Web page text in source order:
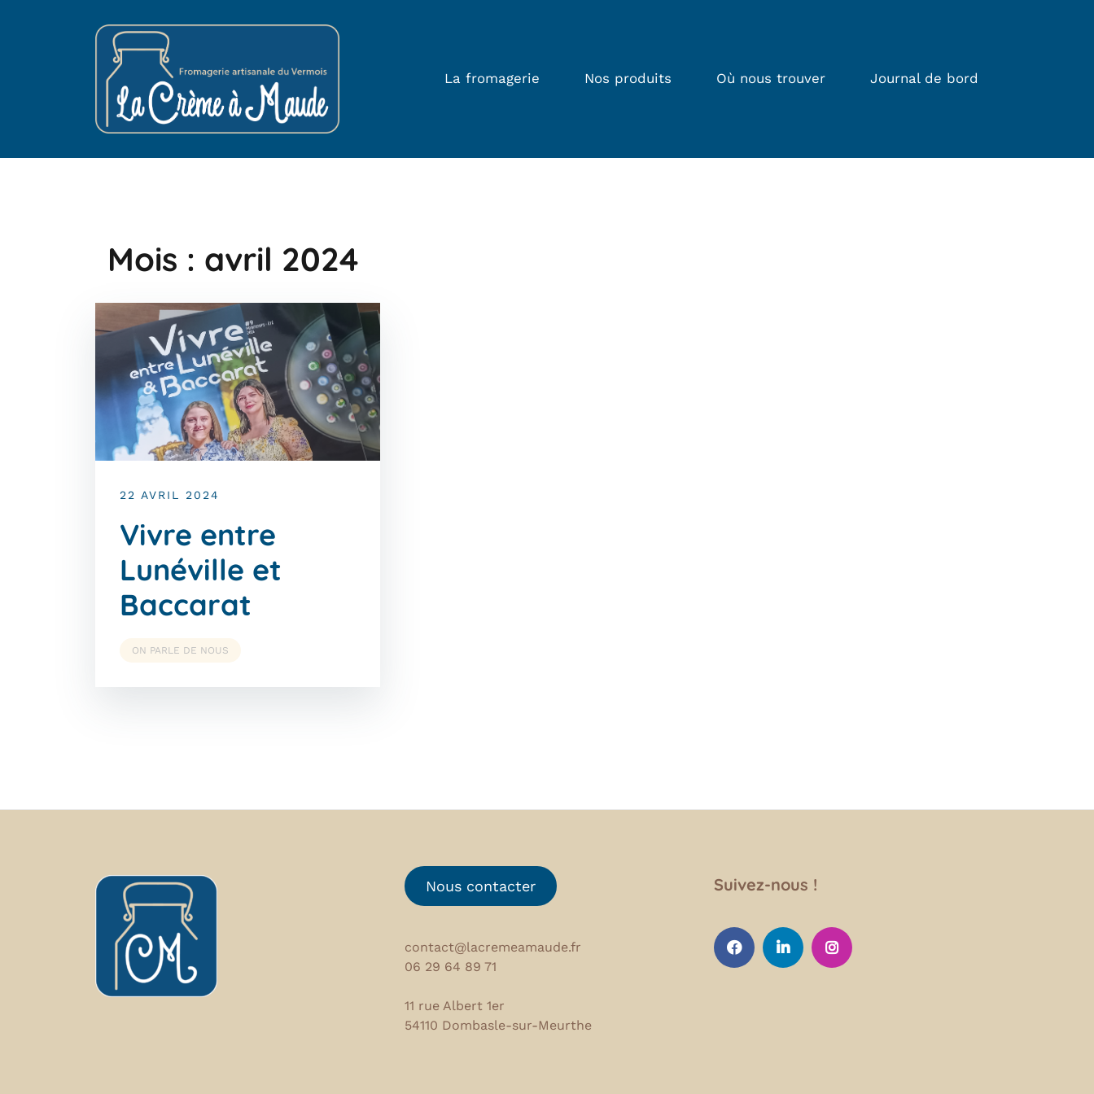
La fromagerie Nos produits Où nous trouver Journal de bord
Mois : avril 2024
22 AVRIL 2024
Vivre entre
Lunéville et
Baccarat
ON PARLE DE NOUS
Nous contacter
contact@lacremeamaude.fr
06 29 64 89 71
11 rue Albert 1er
54110 Dombasle-sur-Meurthe
Suivez-nous !